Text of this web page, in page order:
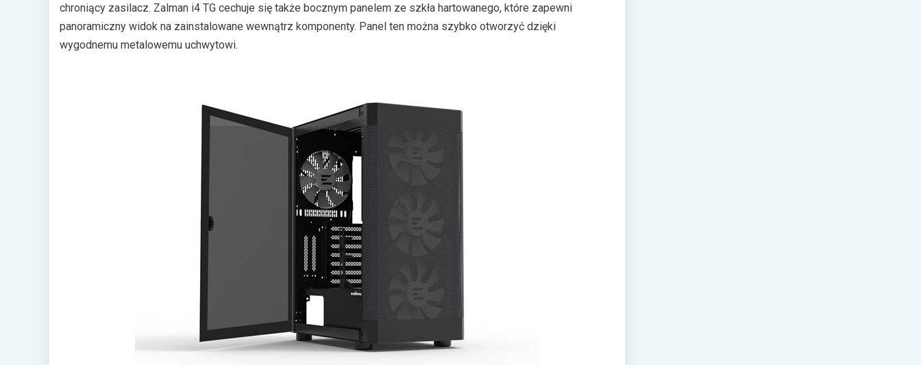
chroniący zasilacz. Zalman i4 TG cechuje się także bocznym panelem ze szkła hartowanego, które zapewni
panoramiczny widok na zainstalowane wewnątrz komponenty. Panel ten można szybko otworzyć dzięki
wygodnemu metalowemu uchwytowi.